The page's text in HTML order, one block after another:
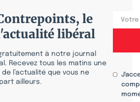
le
libéral
à notre journal
Recevez tous les matins une
l’actualité que vous ne
ailleurs.